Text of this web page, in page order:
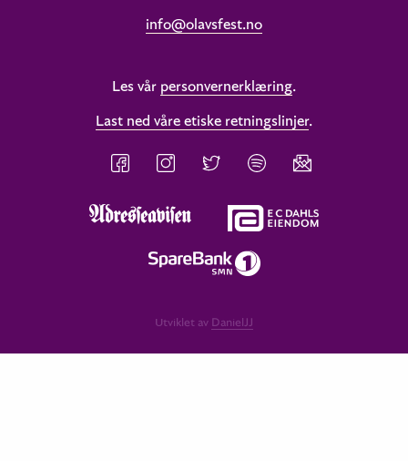
info@olavsfest.no
Les vår personvernerklæring.
Last ned våre etiske retningslinjer.
Utviklet av DanielJJ